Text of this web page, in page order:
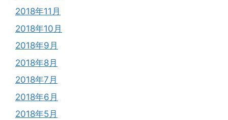
2018年11月
2018年10月
2018年9月
2018年8月
2018年7月
2018年6月
2018年5月